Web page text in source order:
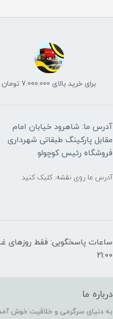
برای خرید بالای 7.000.000 تومان
آدرس ما: شاهرود خیابان امام
مقابل پارکینگ طبقاتی شهرداری
فروشگاه رئیس کوچولو
آدرس ما روی نقشه: کلیک کنید
21:00
درباره ما
به دنیای سرگرمی و خلاقیت خوش